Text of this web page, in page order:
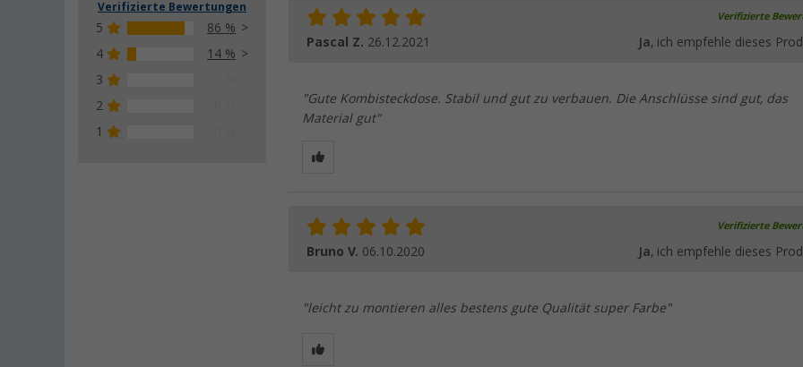
Verifizierte Bewertungen
5
86 %
4
14 %
3
2
1
Verifizierte
Pascal Z. 26.12.2021 Ja, ich empfehle dieses
"Gute Kombisteckdose. Stabil und gut zu verbauen. Die Anschlüsse sind gut, das
Material gut"
Verifizierte
Bruno V. 06.10.2020 Ja, ich empfehle dieses
"leicht zu montieren alles bestens gute Qualität super Farbe"